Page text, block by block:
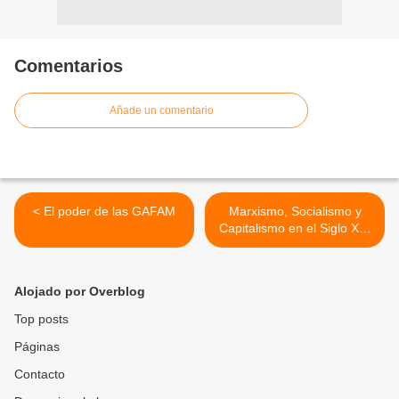
Comentarios
Añade un comentario
< El poder de las GAFAM
Marxismo, Socialismo y
Capitalismo en el Siglo XXI
(123) >
Alojado por Overblog
Top posts
Páginas
Contacto